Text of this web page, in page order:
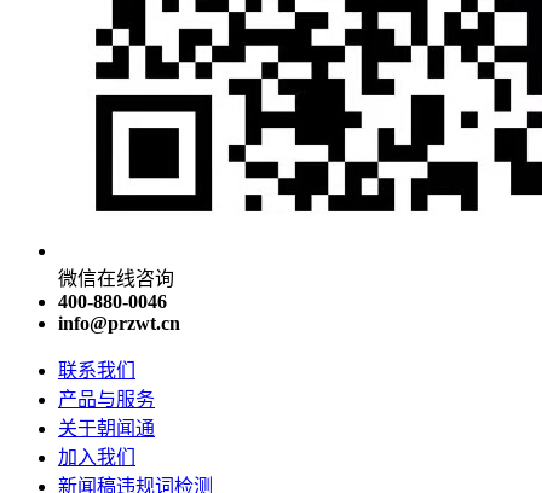
微信在线咨询
400-880-0046
info@przwt.cn
联系我们
产品与服务
关于朝闻通
加入我们
新闻稿违规词检测